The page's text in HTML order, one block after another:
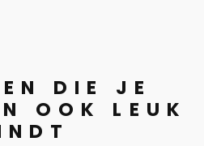
DIE JE
OOK LEUK